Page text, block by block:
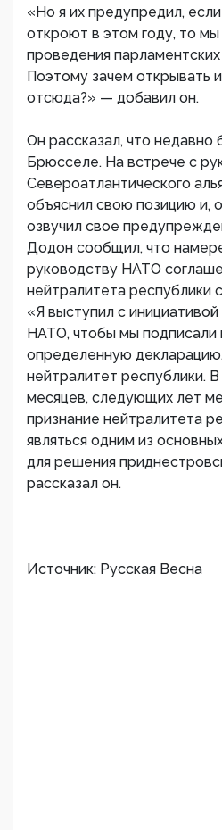
«Но я их предупредил,
откроют в этом году, то мы
проведения
Поэтому зачем открывать
отсюда?» — добавил он.
Он рассказал, что недавно
Брюсселе. На встрече с
Североатлантического
объяснил свою позицию и,
озвучил свое
Додон сообщил, что
руководству НАТО
нейтралитета республики
«Я выступил с
НАТО, чтобы мы подписали
определенную
нейтралитет республики.
месяцев, следующих лет
признание нейтралитета
являться одним из
для решения
рассказал он.
Источник: Русская Весна